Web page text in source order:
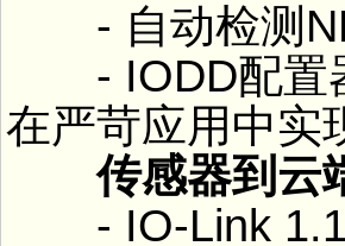
- 自动检测
- IODD配置器
在严苛应用中实
传感器到云
- IO-Link 1.1